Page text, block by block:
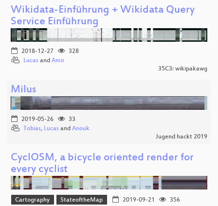
Wikidata-Einführung + Wikidata Query
Service Einführung
2018-12-27
328
Lucas and Amir
35C3: wikipakawg
Milus
2019-05-26
33
Tobias, Lucas and Anouk
Jugend hackt 2019
CyclOSM, a bicycle oriented render for
every cyclist
Cartography StateoftheMap 2019-09-21
356